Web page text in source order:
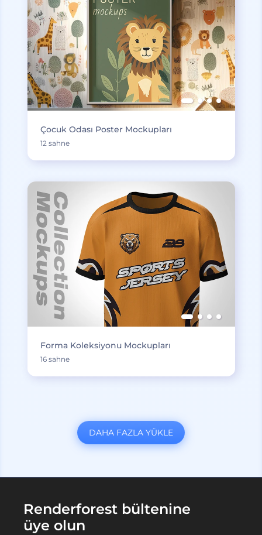
Çocuk Odası Poster Mockupları
12 sahne
Forma Koleksiyonu Mockupları
16 sahne
DAHA FAZLA YÜKLE
Renderforest bültenine
üye olun